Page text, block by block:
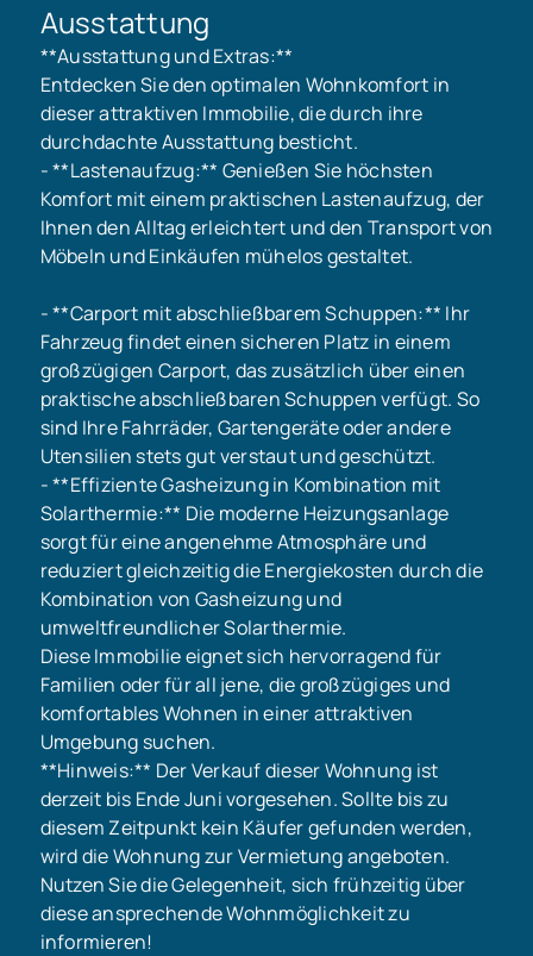
Ausstattung
**Ausstattung und Extras:**
Entdecken Sie den optimalen Wohnkomfort in
dieser attraktiven Immobilie, die durch ihre
durchdachte Ausstattung besticht.
- **Lastenaufzug:** Genießen Sie höchsten
Komfort mit einem praktischen Lastenaufzug, der
Ihnen den Alltag erleichtert und den Transport von
Möbeln und Einkäufen mühelos gestaltet.
- **Carport mit abschließbarem Schuppen:** Ihr
Fahrzeug findet einen sicheren Platz in einem
großzügigen Carport, das zusätzlich über einen
praktische abschließbaren Schuppen verfügt. So
sind Ihre Fahrräder, Gartengeräte oder andere
Utensilien stets gut verstaut und geschützt.
- **Effiziente Gasheizung in Kombination mit
Solarthermie:** Die moderne Heizungsanlage
sorgt für eine angenehme Atmosphäre und
reduziert gleichzeitig die Energiekosten durch die
Kombination von Gasheizung und
umweltfreundlicher Solarthermie.
Diese Immobilie eignet sich hervorragend für
Familien oder für all jene, die großzügiges und
komfortables Wohnen in einer attraktiven
Umgebung suchen.
**Hinweis:** Der Verkauf dieser Wohnung ist
derzeit bis Ende Juni vorgesehen. Sollte bis zu
diesem Zeitpunkt kein Käufer gefunden werden,
wird die Wohnung zur Vermietung angeboten.
Nutzen Sie die Gelegenheit, sich frühzeitig über
diese ansprechende Wohnmöglichkeit zu
informieren!